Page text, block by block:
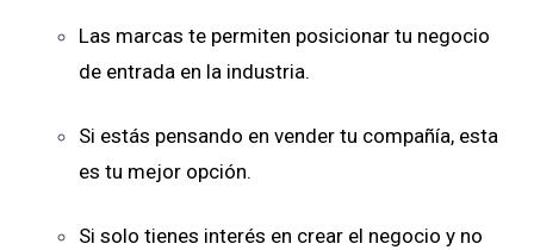
Las marcas te permiten posicionar tu negocio
de entrada en la industria.
Si estás pensando en vender tu compañía, esta
es tu mejor opción.
Si solo tienes interés en crear el negocio y no